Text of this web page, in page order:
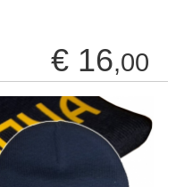
€ 16,00